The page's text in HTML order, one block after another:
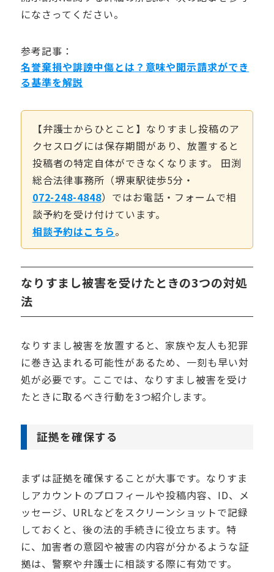
になさってください。
参考記事：
名誉棄損や誹謗中傷とは？意味や開示請求ができ
る基準を解説
【弁護士からひとこと】なりすまし投稿のア
クセスログには保存期間があり、放置すると
投稿者の特定自体ができなくなります。 田渕
総合法律事務所（堺東駅徒歩5分・
072-248-4848）ではお電話・フォームで相
談予約を受け付けています。
相談予約はこちら。
なりすまし被害を受けたときの3つの対処
法
なりすまし被害を放置すると、家族や友人も犯罪
に巻き込まれる可能性があるため、一刻も早い対
処が必要です。ここでは、なりすまし被害を受け
たときに取るべき行動を3つ紹介します。
証拠を確保する
まずは証拠を確保することが大事です。なりすま
しアカウントのプロフィールや投稿内容、ID、メ
ッセージ、URLなどをスクリーンショットで記録
しておくと、後の法的手続きに役立ちます。特
に、加害者の意図や被害の内容が分かるような証
拠は、警察や弁護士に相談する際に有効です。